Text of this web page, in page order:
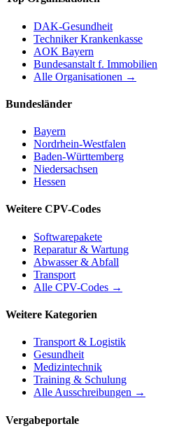
DAK-Gesundheit
Techniker Krankenkasse
AOK Bayern
Bundesanstalt f. Immobilien
Alle Organisationen →
Bundesländer
Bayern
Nordrhein-Westfalen
Baden-Württemberg
Niedersachsen
Hessen
Weitere CPV-Codes
Softwarepakete
Reparatur & Wartung
Abwasser & Abfall
Transport
Alle CPV-Codes →
Weitere Kategorien
Transport & Logistik
Gesundheit
Medizintechnik
Training & Schulung
Alle Ausschreibungen →
Vergabeportale